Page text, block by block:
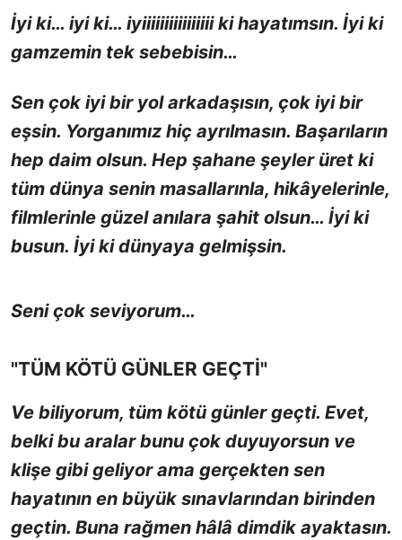
İyi ki… iyi ki… iyiiiiiiiiiiiiiiii ki hayatımsın. İyi ki
gamzemin tek sebebisin…
Sen çok iyi bir yol arkadaşısın, çok iyi bir
eşsin. Yorganımız hiç ayrılmasın. Başarıların
hep daim olsun. Hep şahane şeyler üret ki
tüm dünya senin masallarınla, hikâyelerinle,
filmlerinle güzel anılara şahit olsun… İyi ki
busun. İyi ki dünyaya gelmişsin.
Seni çok seviyorum…
"TÜM KÖTÜ GÜNLER GEÇTİ"
Ve biliyorum, tüm kötü günler geçti. Evet,
belki bu aralar bunu çok duyuyorsun ve
klişe gibi geliyor ama gerçekten sen
hayatının en büyük sınavlarından birinden
geçtin. Buna rağmen hâlâ dimdik ayaktasın.